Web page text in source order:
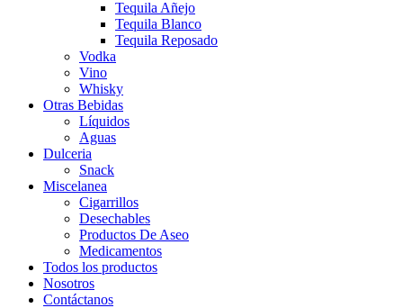
Tequila Añejo
Tequila Blanco
Tequila Reposado
Vodka
Vino
Whisky
Otras Bebidas
Líquidos
Aguas
Dulceria
Snack
Miscelanea
Cigarrillos
Desechables
Productos De Aseo
Medicamentos
Todos los productos
Nosotros
Contáctanos